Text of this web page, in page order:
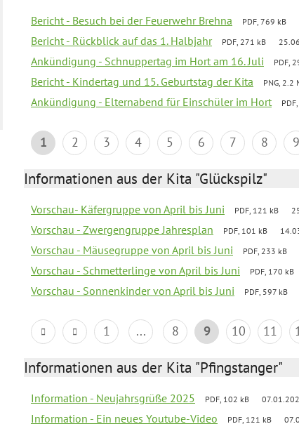
Bericht - Besuch bei der Feuerwehr Brehna PDF, 769 kB
Bericht - Rückblick auf das 1. Halbjahr PDF, 271 kB
Ankündigung - Schnuppertag im Hort am 16. Juli PDF,
Bericht - Kindertag und 15. Geburtstag der Kita PNG, 2.2
Ankündigung - Elternabend für Einschüler im Hort
1 2 3 4 5 6 7 8 9
Informationen aus der Kita "Glückspilz"
Vorschau- Käfergruppe von April bis Juni PDF, 121 kB
Vorschau - Zwergengruppe Jahresplan PDF, 101 kB
Vorschau - Mäusegruppe von April bis Juni PDF, 233 kB
Vorschau - Schmetterlinge von April bis Juni PDF, 170 kB
Vorschau - Sonnenkinder von April bis Juni PDF, 597 kB
1 ... 8 9 10 11
Informationen aus der Kita "Pfingstanger"
Information - Neujahrsgrüße 2025 PDF, 102 kB
Information - Ein neues Youtube-Video PDF, 121 kB